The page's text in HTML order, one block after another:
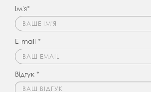
Ім'я*
E-mail *
Відгук *